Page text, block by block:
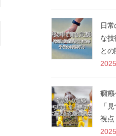
日
な技
と
癇癪
「
視点